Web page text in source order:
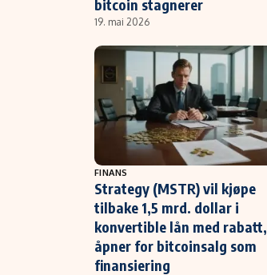
bitcoin stagnerer
19. mai 2026
FINANS
Strategy (MSTR) vil kjøpe
tilbake 1,5 mrd. dollar i
konvertible lån med rabatt,
åpner for bitcoinsalg som
finansiering